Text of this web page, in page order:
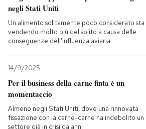
negli Stati Uniti
Un alimento solitamente poco considerato sta
vendendo molto più del solito a causa delle
conseguenze dell'influenza aviaria
14/9/2025
Per il business della carne finta è un
momentaccio
Almeno negli Stati Uniti, dove una rinnovata
fissazione con la carne-carne ha indebolito un
settore già in crisi da anni